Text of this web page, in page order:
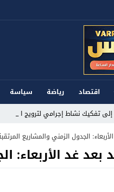
اقتصاد رياضة سياسة
تفكيك نشاط إجرامي لترويج المؤث _
الجدول الزمني والمشاريع
غد الأربعاء: